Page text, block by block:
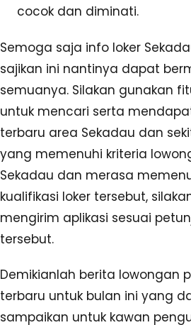
cocok dan diminati.
Semoga saja info loker
sajikan ini nantinya dapat
semuanya. Silakan gunakan
untuk mencari serta
terbaru area Sekadau dan
yang memenuhi kriteria
Sekadau dan merasa
kualifikasi loker tersebut,
mengirim aplikasi sesuai
tersebut.
Demikianlah berita lowongan
terbaru untuk bulan ini yang
sampaikan untuk kawan